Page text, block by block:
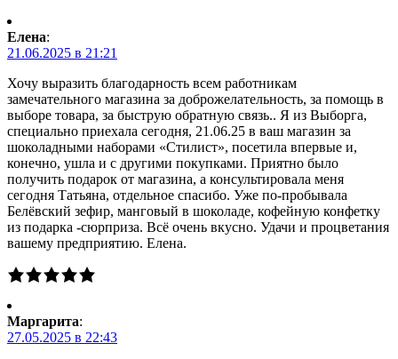
Елена:
21.06.2025 в 21:21
Хочу выразить благодарность всем работникам
замечательного магазина за доброжелательность, за помощь в
выборе товара, за быструю обратную связь.. Я из Выборга,
специально приехала сегодня, 21.06.25 в ваш магазин за
шоколадными наборами «Стилист», посетила впервые и,
конечно, ушла и с другими покупками. Приятно было
получить подарок от магазина, а консультировала меня
сегодня Татьяна, отдельное спасибо. Уже по-пробывала
Белёвский зефир, манговый в шоколаде, кофейную конфетку
из подарка -сюрприза. Всё очень вкусно. Удачи и процветания
вашему предприятию. Елена.
Маргарита:
27.05.2025 в 22:43